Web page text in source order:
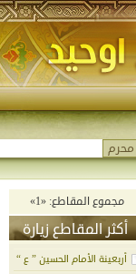
محرم
مجموع المقاطع: «1»
أكثر المقاطع زيارة
أربعينة الأمام الحسين ” ع “